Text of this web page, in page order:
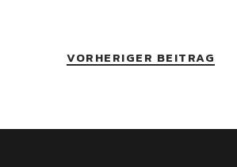
VORHERIGER BEITRAG